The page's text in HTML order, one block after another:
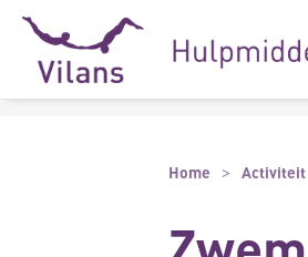
Naar hoofdinhoud
Naar footer
Home Activiteit